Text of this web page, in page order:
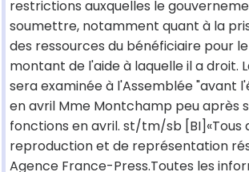
restrictions auxquelles le
soumettre, notamment quant à la
des ressources du bénéficiaire pour
montant de l'aide à laquelle il a droit.
sera examinée à l'Assemblée "avant
en avril Mme Montchamp peu après
fonctions en avril. st/tm/sb [BI]«Tous
reproduction et de représentation
Agence France-Press.Toutes les